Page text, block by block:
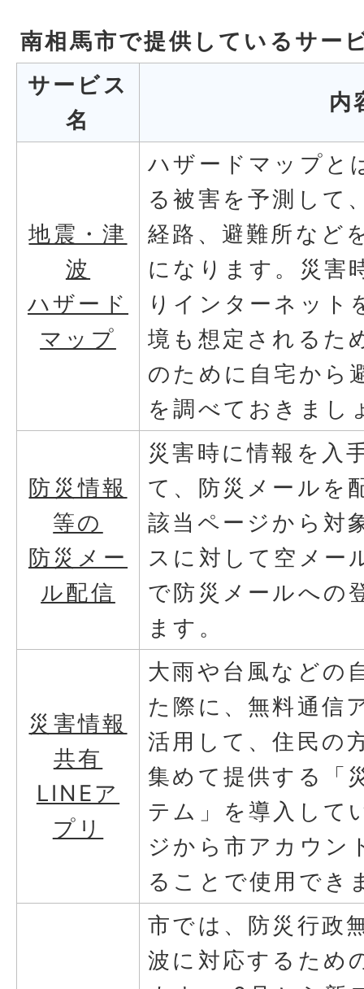
南相馬市で提供しているサー
サービス
名
内
地震・津
波
ハザード
マップ
ハザードマップと
る被害を予測して
経路、避難所など
になります。災害
りインターネット
境も想定されるた
のために自宅から
を調べておきまし
防災情報
等の
防災メー
ル配信
災害時に情報を入
て、防災メールを
該当ページから対
スに対して空メー
で防災メールへの
ます。
災害情報
共有
LINEア
プリ
大雨や台風などの
た際に、無料通信
活用して、住民の
集めて提供する「
テム」を導入して
ジから市アカウン
ることで使用でき
市では、防災行政
波に対応するため